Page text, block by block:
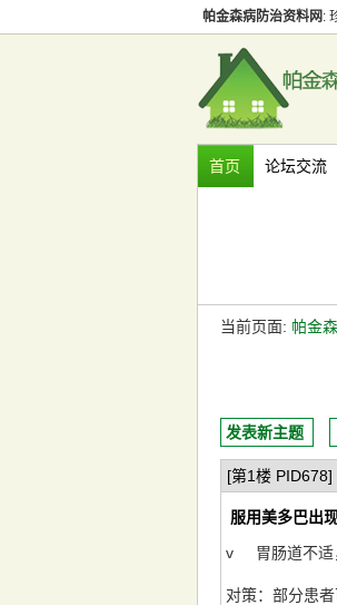
帕金森病防治资料网 :
首页 论坛交流
当前页面: 帕金
发表新主题
[第1楼
服用美多巴出
v 胃肠道不适
对策：部分患